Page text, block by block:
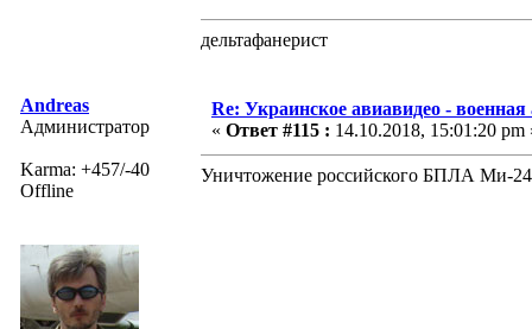
дельтафанерист
Andreas
Администратор
Karma: +457/-40
Offline
Re: Украинское авиавидео -
« Ответ #115 : 14.10.2018, 15:01:20 pm
Уничтожение российского БПЛА Ми-24